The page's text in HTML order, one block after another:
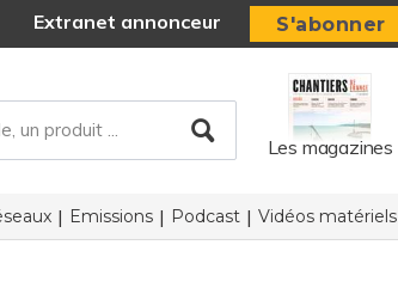
Extranet annonceur S'abonner
Les magazines
Emissions Podcast Vidéos matériels